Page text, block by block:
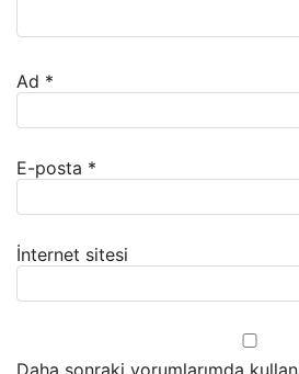
Ad *
E-posta *
İnternet sitesi